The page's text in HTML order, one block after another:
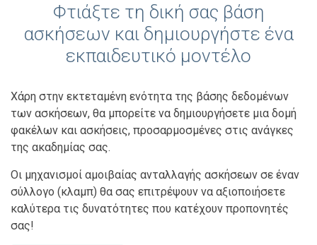
Φτιάξτε τη δική σας βάση
ασκήσεων και δημιουργήστε ένα
εκπαιδευτικό μοντέλο
Χάρη στην εκτεταμένη ενότητα της βάσης δεδομένων
των ασκήσεων, θα μπορείτε να δημιουργήσετε μια δομή
φακέλων και ασκήσεις, προσαρμοσμένες στις ανάγκες
της ακαδημίας σας.
Οι μηχανισμοί αμοιβαίας ανταλλαγής ασκήσεων σε έναν
σύλλογο (κλαμπ) θα σας επιτρέψουν να αξιοποιήσετε
καλύτερα τις δυνατότητες που κατέχουν προπονητές
σας!